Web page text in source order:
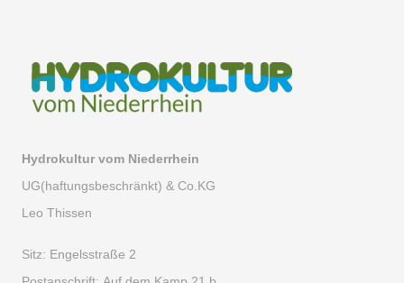
Hydrokultur vom Niederrhein
UG(haftungsbeschränkt) & Co.KG
Leo Thissen
Sitz: Engelsstraße 2